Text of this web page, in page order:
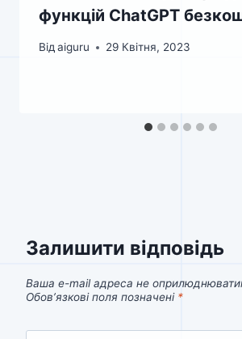
функцій ChatGPT
Від aiguru 29 Квітня, 2023
Залишити відповідь
Ваша e-mail адреса не
Обов’язкові поля позначені *